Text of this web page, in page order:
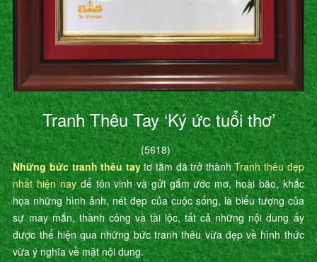
Tranh Thêu Tay ‘Ký ức tuổi thơ’
(5618)
Những bức tranh thêu taytơ tằm đã trở thànhTranh thêu đẹp
nhất hiện nayđể tôn vinh và gửi gắm ước mơ, hoài bão, khắc
họa những hình ảnh, nét đẹp của cuộc sống, là biểu tượng của
sự may mắn, thành công và tài lộc, tất cả những nội dung ấy
được thể hiện qua những bức tranh thêu vừa đẹp về hình thức
vừa ý nghĩa về mặt nội dung.